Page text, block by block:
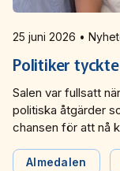
25 juni 2026 •
Politiker
Salen var fullsatt
politiska åtgärder
chansen för att nå
kommenterade
Almedalen